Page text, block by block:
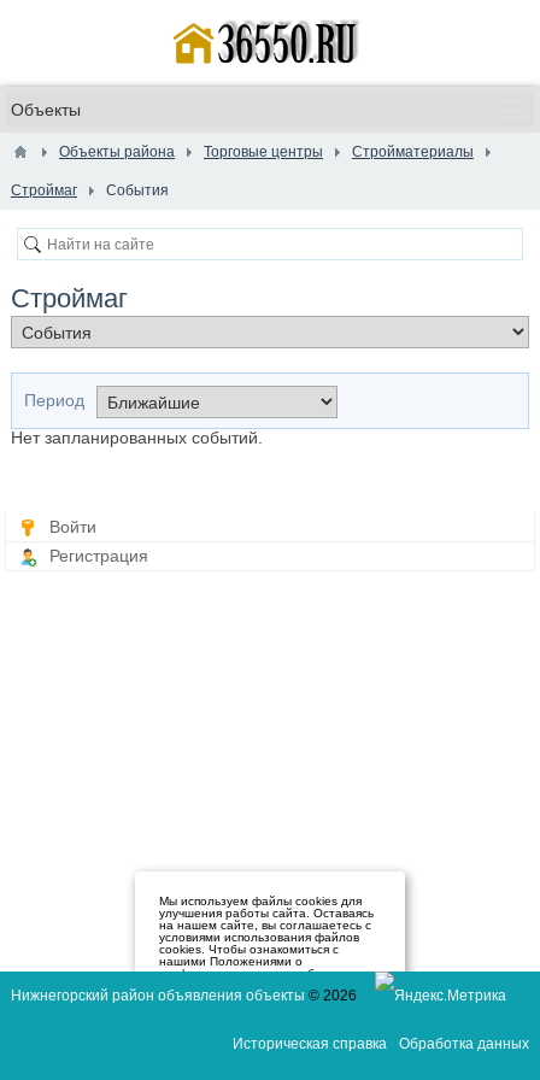
Объекты района Торговые центры Стройматериалы
Строймаг События
Строймаг
Период
Нет запланированных событий.
Войти
Регистрация
Мы используем файлы cookies для
улучшения работы сайта. Оставаясь
на нашем сайте, вы соглашаетесь с
условиями использования файлов
cookies. Чтобы ознакомиться с
нашими Положениями о
конфиденциальности и об
нажмите здесь.
Нижнегорский район объявления объекты © 2026
Историческая справка Обработка данных